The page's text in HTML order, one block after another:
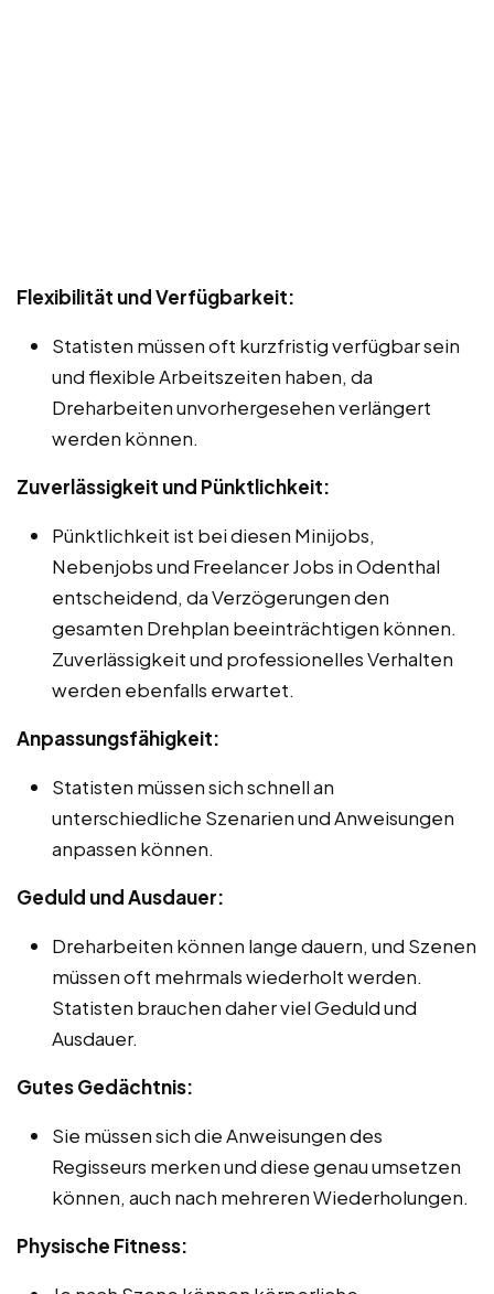
Flexibilität und Verfügbarkeit:
Statisten müssen oft kurzfristig verfügbar sein
und flexible Arbeitszeiten haben, da
Dreharbeiten unvorhergesehen verlängert
werden können.
Zuverlässigkeit und Pünktlichkeit:
Pünktlichkeit ist bei diesen Minijobs,
Nebenjobs und Freelancer Jobs in Odenthal
entscheidend, da Verzögerungen den
gesamten Drehplan beeinträchtigen können.
Zuverlässigkeit und professionelles Verhalten
werden ebenfalls erwartet.
Anpassungsfähigkeit:
Statisten müssen sich schnell an
unterschiedliche Szenarien und Anweisungen
anpassen können.
Geduld und Ausdauer:
Dreharbeiten können lange dauern, und Szenen
müssen oft mehrmals wiederholt werden.
Statisten brauchen daher viel Geduld und
Ausdauer.
Gutes Gedächtnis:
Sie müssen sich die Anweisungen des
Regisseurs merken und diese genau umsetzen
können, auch nach mehreren Wiederholungen.
Physische Fitness: